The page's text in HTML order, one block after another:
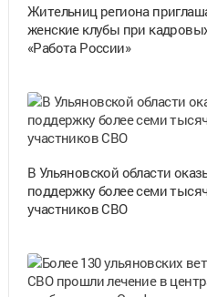
Жительниц региона
женские клубы при
«Работа России»
В Ульяновской области
поддержку более семи
участников СВО